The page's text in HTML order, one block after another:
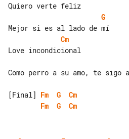
G
Cm
Love incondicional
Como perro a su amo, te sigo
[Final] Fm G
Cm
Fm
G Cm